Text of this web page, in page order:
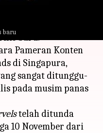
barubaru.
Pameran Konten
di Singapura,
sangat ditunggu-
pada musim panas
telah ditunda
10 November dari